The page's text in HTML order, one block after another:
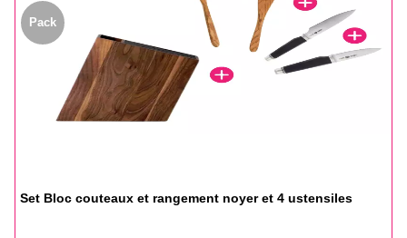
Set Bloc couteaux et rangement noyer et 4 ustensiles
Pack